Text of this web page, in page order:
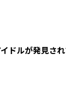
ドルが発見さ